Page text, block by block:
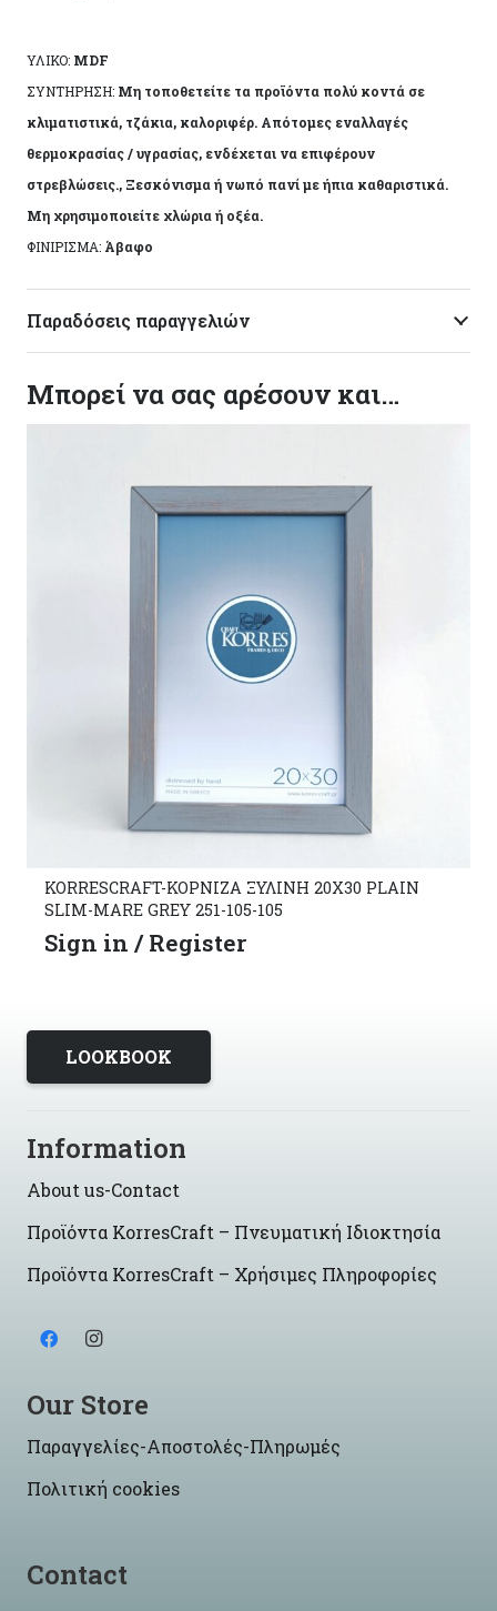
ΥΛΙΚΟ: MDF
ΣΥΝΤΗΡΗΣΗ: Μη τοποθετείτε τα προϊόντα πολύ κοντά σε
κλιματιστικά, τζάκια, καλοριφέρ. Απότομες εναλλαγές
θερμοκρασίας / υγρασίας, ενδέχεται να επιφέρουν
στρεβλώσεις., Ξεσκόνισμα ή νωπό πανί με ήπια καθαριστικά.
Μη χρησιμοποιείτε χλώρια ή οξέα.
ΦΙΝΙΡΙΣΜΑ: Άβαφο
Παραδόσεις παραγγελιών
Μπορεί να σας αρέσουν και…
KORRESCRAFT-ΚΟΡΝΙΖΑ ΞΥΛΙΝΗ 20X30 PLAIN
SLIM-MARE GREY 251-105-105
Sign in / Register
LOOKBOOK
Information
About us-Contact
Προϊόντα KorresCraft – Πνευματική Ιδιοκτησία
Προϊόντα KorresCraft – Χρήσιμες Πληροφορίες
Our Store
Παραγγελίες-Αποστολές-Πληρωμές
Πολιτική cookies
Contact